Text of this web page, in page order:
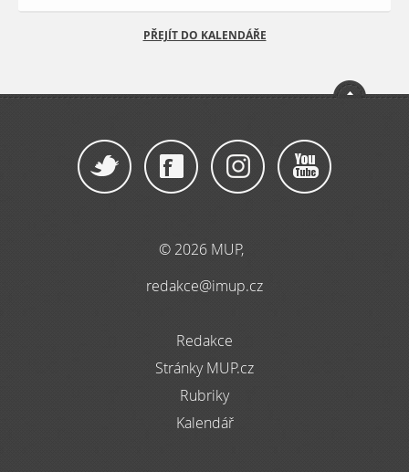
PŘEJÍT DO KALENDÁŘE
© 2026 MUP,
redakce@imup.cz
Redakce
Stránky MUP.cz
Rubriky
Kalendář